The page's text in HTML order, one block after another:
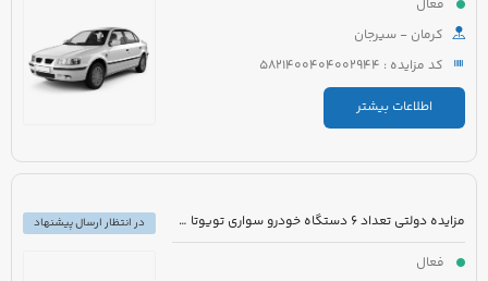
فعال
کرمان - سیرجان
کد مزایده : 5821400404002944
اطلاعات بیشتر
مزایده دولتی تعداد 6 دستگاه خودرو سواری تویوتا کرولا PIONEER هیبرید 1800cc مدل 2023
فعال
در انتظار ارسال پیشنهاد